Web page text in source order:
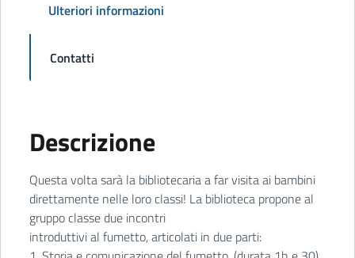
Ulteriori informazioni
Contatti
Descrizione
Questa volta sarà la bibliotecaria a far visita ai bambini
direttamente nelle loro classi! La biblioteca propone al
gruppo classe due incontri
introduttivi al fumetto, articolati in due parti: